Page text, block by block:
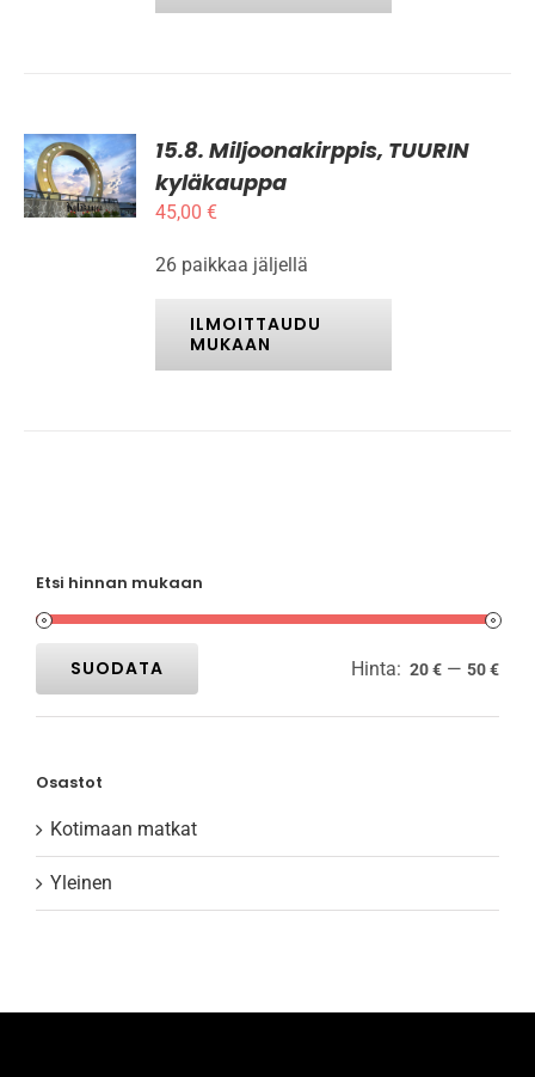
ILMOITTAUDU
MUKAAN
TÄLLÄ
TUOTTEELLA
MUUNNELMA.
TUOTTEEN
/
LISÄTIEDOT
15.8. Miljoonakirppis, TUURIN
kyläkauppa
45,00€
26 paikkaa jäljellä
ILMOITTAUDU
MUKAAN
Etsi hinnan mukaan
Minimihinta
Maksimihinta
SUODATA Hinta: 20 € — 50 €
Osastot
Kotimaan matkat
Yleinen